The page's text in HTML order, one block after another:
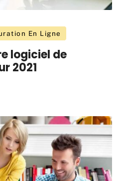
En Ligne
logiciel de
2021